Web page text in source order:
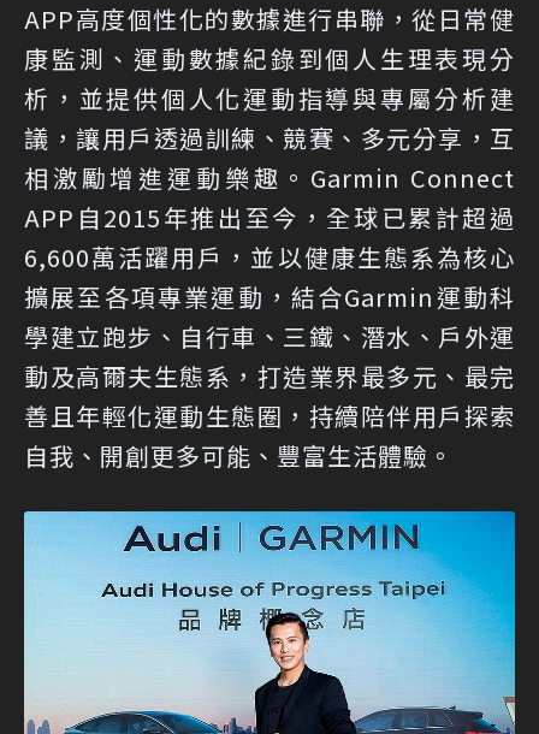
APP高度個性化的數據進行串聯，從日常健
康監測、運動數據紀錄到個人生理表現分
析，並提供個人化運動指導與專屬分析建
議，讓用戶透過訓練、競賽、多元分享，互
相激勵增進運動樂趣。Garmin Connect
APP自2015年推出至今，全球已累計超過
6,600萬活躍用戶，並以健康生態系為核心
擴展至各項專業運動，結合Garmin運動科
學建立跑步、自行車、三鐵、潛水、戶外運
動及高爾夫生態系，打造業界最多元、最完
善且年輕化運動生態圈，持續陪伴用戶探索
自我、開創更多可能、豐富生活體驗。